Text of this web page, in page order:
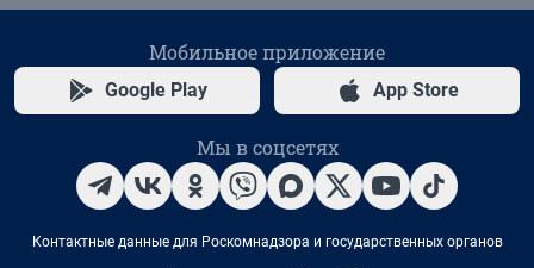
Мобильное приложение
Google Play App Store
Мы в соцсетях
Контактные данные для Роскомнадзора и государственных органов